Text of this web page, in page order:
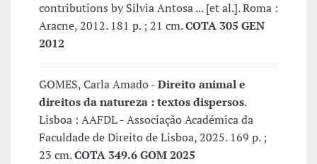
contributions by Silvia Antosa ... [et al.]. Roma :
Aracne, 2012. 181 p. ; 21 cm.COTA 305 GEN
2012
GOMES, Carla Amado -Direito animal e
direitos da natureza : textos dispersos.
Lisboa : AAFDL - Associação Académica da
Faculdade de Direito de Lisboa, 2025. 169 p. ;
23 cm.COTA 349.6 GOM 2025